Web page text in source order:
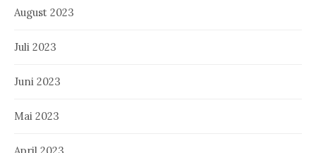
August 2023
Juli 2023
Juni 2023
Mai 2023